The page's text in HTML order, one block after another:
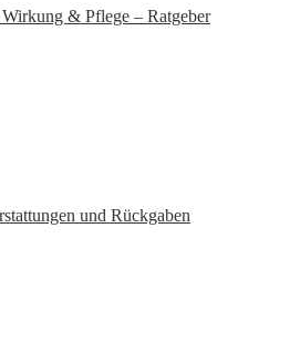
& Pflege – Ratgeber
und Rückgaben